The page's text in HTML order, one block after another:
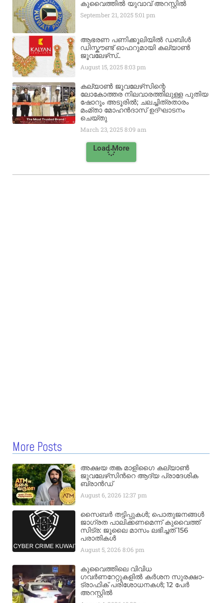
കുവൈത്തിൽ യുവാവ് അറസ്റ്റിൽ
September 21, 20255:01 pm
ആഭരണ പണിക്കൂലിയിൽ ഡബിൾ
ഡിസ്കൗണ്ട് ഓഫറുമായി കല്യാൺ
ജൂവലേഴ്‌സ്..
August 15, 20258:03 pm
കല്യാൺ ജൂവലേഴ്‌സിന്റെ
ലോകോത്തര നിലവാരത്തിലുള്ള പുതിയ
ഷോറൂം അടൂരിൽ; ചലച്ചിത്രതാരം
മംമ്താ മോഹൻദാസ് ഉദ്ഘാടനം
ചെയ്‌തു
March 23, 20258:09 am
Load More
More Posts
അക്ഷയ തങ്ക മാളിഗൈ കല്യാണ്‍
ജുവലേഴ്‌സിന്‍റെ ആദ്യ പ്രാദേശിക
ബ്രാന്‍ഡ്
August 6, 2026 12:37 pm
സൈബർ തട്ടിപ്പുകൾ; പൊതുജനങ്ങൾ
ജാഗ്രത പാലിക്കണമെന്ന് കുവൈത്ത്
സിട്ര: ജൂലൈ മാസം ലഭിച്ചത് 156
പരാതികൾ
August 5, 20268:06 pm
കുവൈത്തിലെ വിവിധ
ഗവർണറേറ്റുകളിൽ കർശന സുരക്ഷാ-
ട്രാഫിക് പരിശോധനകൾ; 12 പേർ
അറസ്റ്റിൽ